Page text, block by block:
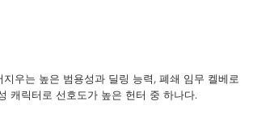
지우는 높은 범용성과 딜링 능력, 폐쇄 임무 켈베로
캐릭터로 선호도가 높은 헌터 중 하나다.